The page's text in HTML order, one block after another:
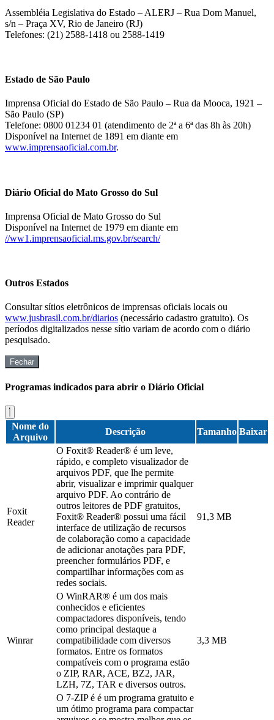
Assembléia Legislativa do Estado – ALERJ – Rua Dom Manuel,
s/n – Praça XV, Rio de Janeiro (RJ)
Telefones: (21) 2588-1418 ou 2588-1419
Estado de São Paulo
Imprensa Oficial do Estado de São Paulo – Rua da Mooca, 1921 –
São Paulo (SP)
Telefone: 0800 01234 01 (atendimento de 2ª a 6ª das 8h às 20h)
Disponível na Internet de 1891 em diante em
www.imprensaoficial.com.br.
Diário Oficial do Mato Grosso do Sul
Imprensa Oficial de Mato Grosso do Sul
Disponível na Internet de 1979 em diante em
//ww1.imprensaoficial.ms.gov.br/search/
Outros Estados
Consultar sítios eletrônicos de imprensas oficiais locais ou
www.jusbrasil.com.br/diarios (necessário cadastro gratuito). Os
períodos digitalizados nesse sítio variam de acordo com o diário
pesquisado.
Fechar
Programas indicados para abrir o Diário Oficial
Nome do
Arquivo
Descrição Tamanho Baixar
Foxit
Reader
O Foxit® Reader® é um leve,
rápido, e completo visualizador de
arquivos PDF, que lhe permite
abrir, visualizar e imprimir qualquer
arquivo PDF. Ao contrário de
outros leitores de PDF gratuitos,
Foxit® Reader® possui uma fácil
interface de utilização de recursos
de colaboração como a capacidade
de adicionar anotações para PDF,
preencher formulários PDF, e
compartilhar informações com as
redes sociais.
91,3 MB
Winrar
O WinRAR® é um dos mais
conhecidos e eficientes
compactadores disponíveis, tendo
como principal destaque a
compatibilidade com diversos
formatos. Entre os formatos
compatíveis com o programa estão
o ZIP, RAR, ACE, BZ2, JAR,
LZH, 7Z, TAR e diversos outros.
3,3 MB
O 7-ZIP é é um programa gratuito e
um ótimo programa para compactar